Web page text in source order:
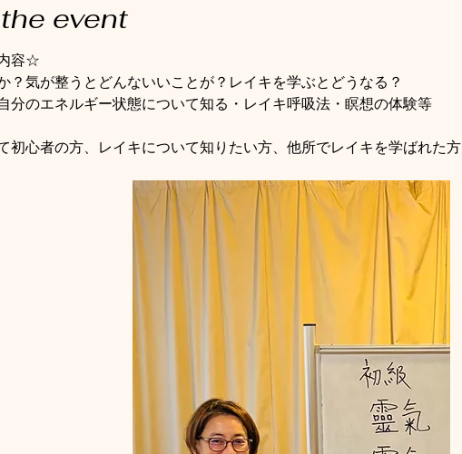
event
容☆
？気が整うとどんないいことが？レイキを学ぶとどうなる？
分のエネルギー状態について知る・レイキ呼吸法・瞑想の体験等
初心者の方、レイキについて知りたい方、他所でレイキを学ばれた方